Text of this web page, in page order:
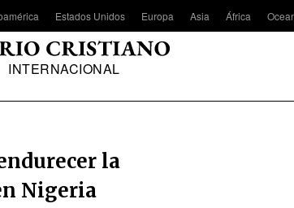
Estados Unidos Europa Asia África
INTERNACIONAL
la
Nigeria